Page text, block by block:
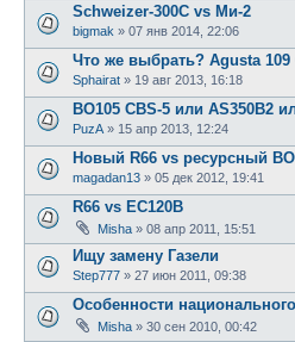
Schweizer-300C vs Ми-2
bigmak » 07 янв 2014, 22:06
Что же выбрать? Agusta
Sphairat » 19 авг 2013, 16:18
BO105 CBS-5 или AS350B2
PuzA » 15 апр 2013, 12:24
Новый R66 vs ресурсный
magadan13 » 05 дек 2012, 19:41
R66 vs EC120B
Misha » 08 апр 2011, 15:51
Ищу замену Газели
Step777 » 27 июн 2011, 09:38
Особенности
Misha » 30 сен 2010, 00:42